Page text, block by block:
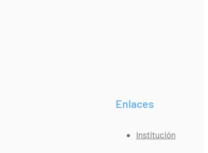
Enlaces
Institución